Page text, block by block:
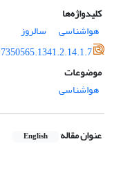
کلیدواژه‌ها
هواشناسی
سالروز
موضوعات
هواشناسی
عنوان مقاله English